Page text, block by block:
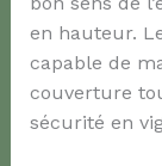
en hauteur.
capable de
couverture
sécurité en